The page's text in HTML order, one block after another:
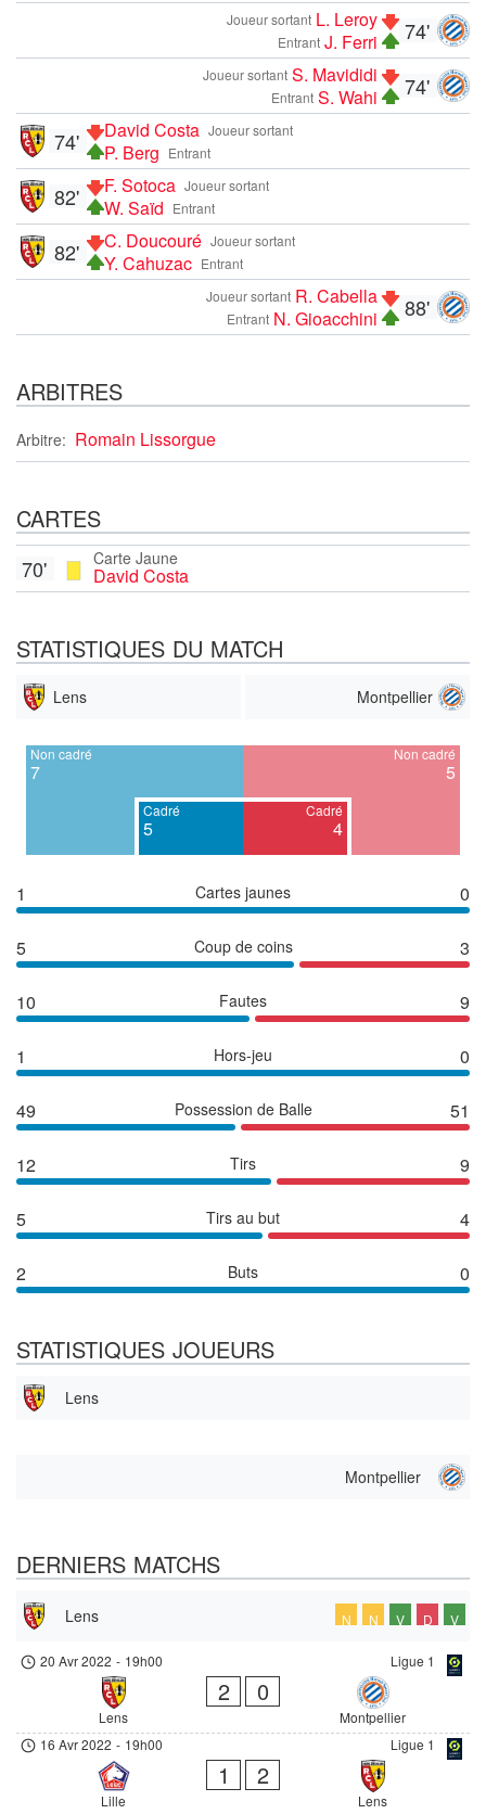
74'
Joueur sortant L. Leroy
Entrant J. Ferri
74'
Joueur sortant S. Mavididi
Entrant S. Wahi
Joueur sortant
David Costa
Entrant
P. Berg
74'
Joueur sortant
F. Sotoca
Entrant
W. Saïd
82'
Joueur sortant
C. Doucouré
Entrant
Y. Cahuzac
82'
88'
Joueur sortant R. Cabella
Entrant N. Gioacchini
ARBITRES
Arbitre: Romain Lissorgue
CARTES
Carte Jaune
David Costa
70'
STATISTIQUES DU MATCH
Lens Montpellier
Non cadré
7
Cadré
5
Cadré
4
Non cadré
5
1 Cartes jaunes 0
5 Coup de coins 3
10 Fautes 9
1 Hors-jeu 0
49 Possession de Balle 51
12 Tirs 9
5 Tirs au but 4
2 Buts 0
STATISTIQUES JOUEURS
Lens
Montpellier
DERNIERS MATCHS
Lens N N V D V
Ligue 1
20 Avr 2022 - 19h00
Lens
2 0
Montpellier
Ligue 1
16 Avr 2022 - 19h00
Lille
1 2
Lens